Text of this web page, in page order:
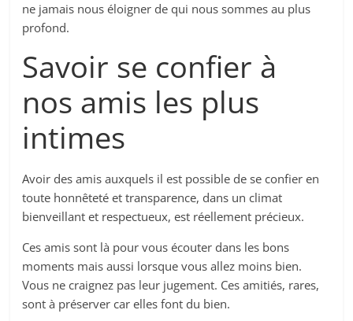
ne jamais nous éloigner de qui nous sommes au plus
profond.
Savoir se confier à
nos amis les plus
intimes
Avoir des amis auxquels il est possible de se confier en
toute honnêteté et transparence, dans un climat
bienveillant et respectueux, est réellement précieux.
Ces amis sont là pour vous écouter dans les bons
moments mais aussi lorsque vous allez moins bien.
Vous ne craignez pas leur jugement. Ces amitiés, rares,
sont à préserver car elles font du bien.